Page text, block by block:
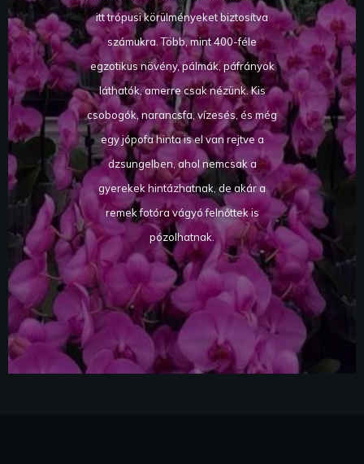
itt trópusi körülményeket biztosítva
számukra. Több, mint 400-féle
egzotikus növény, pálmák, páfrányok
láthatók, amerre csak nézünk. Kis
csobogók, narancsfa, vízesés, és még
egy jópofa hinta is el van rejtve a
dzsungelben, ahol nemcsak a
gyerekek hintázhatnak, de akár a
remek fotóra vágyó felnőttek is
pózolhatnak.